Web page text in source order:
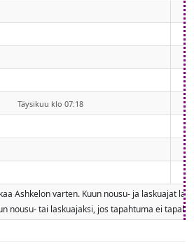
Täysikuu klo 07:18
Ashkelon varten. Kuun nousu- ja laskuajat
nousu- tai laskuajaksi, jos tapahtuma ei